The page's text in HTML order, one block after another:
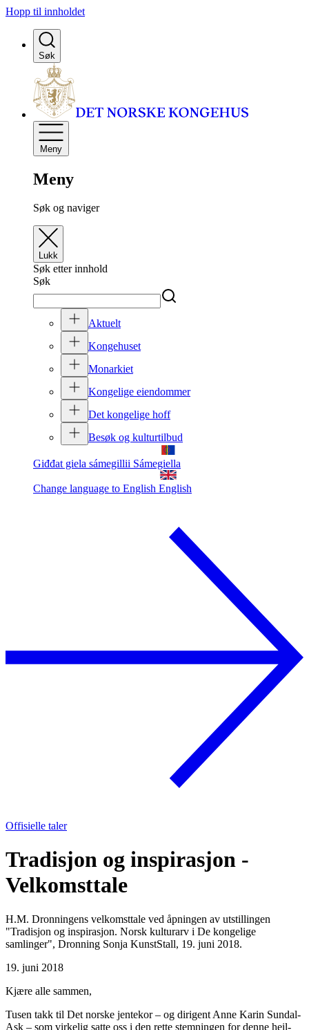
Hopp til innholdet
Søk
Meny
Meny
Søk og naviger
Lukk
Søk etter innhold
Søk
Aktuelt
Kongehuset
Monarkiet
Kongelige eiendommer
Det kongelige hoff
Besøk og kulturtilbud
Giđđat giela sámegillii Sámegiella
Change language to English English
Offisielle taler
Tradisjon og inspirasjon -
Velkomsttale
H.M. Dronningens velkomsttale ved åpningen av utstillingen
"Tradisjon og inspirasjon. Norsk kulturarv i De kongelige
samlinger", Dronning Sonja KunstStall, 19. juni 2018.
19. juni 2018
Kjære alle sammen,
Tusen takk til Det norske jentekor – og dirigent Anne Karin Sundal-
Ask – som virkelig satte oss i den rette stemningen for denne heil-